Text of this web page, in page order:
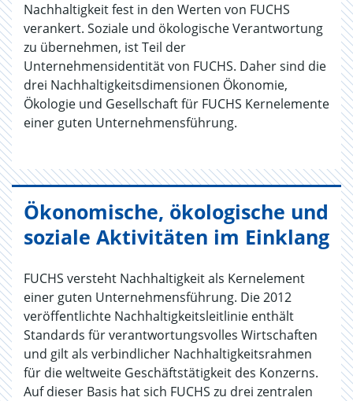
Nachhaltigkeit fest in den Werten von FUCHS
verankert. Soziale und ökologische Verantwortung
zu übernehmen, ist Teil der
Unternehmensidentität von FUCHS. Daher sind die
drei Nachhaltigkeitsdimensionen Ökonomie,
Ökologie und Gesellschaft für FUCHS Kernelemente
einer guten Unternehmensführung.
Ökonomische, ökologische und
soziale Aktivitäten im Einklang
FUCHS versteht Nachhaltigkeit als Kernelement
einer guten Unternehmensführung. Die 2012
veröffentlichte Nachhaltigkeitsleitlinie enthält
Standards für verantwortungsvolles Wirtschaften
und gilt als verbindlicher Nachhaltigkeitsrahmen
für die weltweite Geschäftstätigkeit des Konzerns.
Auf dieser Basis hat sich FUCHS zu drei zentralen